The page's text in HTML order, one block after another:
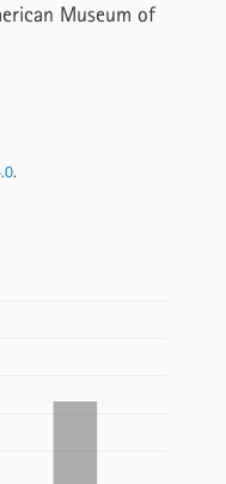
Museum of
.